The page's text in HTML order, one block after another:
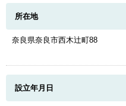
所在地
奈良県奈良市西木辻町88
設立年月日